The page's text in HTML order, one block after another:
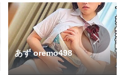
あず oremo498